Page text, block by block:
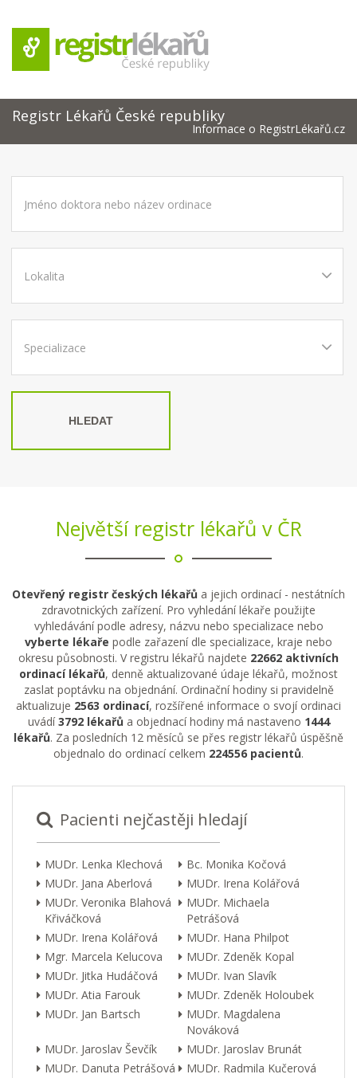
Registr Lékařů České republiky
Informace o RegistrLékařů.cz
HLEDAT
Největší registr lékařů v ČR
Otevřený registr českých lékařů a jejich ordinací - nestátních
zdravotnických zařízení. Pro vyhledání lékaře použijte
vyhledávání podle adresy, názvu nebo specializace nebo
vyberte lékaře podle zařazení dle specializace, kraje nebo
okresu působnosti. V registru lékařů najdete 22662 aktivních
ordinací lékařů, denně aktualizované údaje lékařů, možnost
zaslat poptávku na objednání. Ordinační hodiny si pravidelně
aktualizuje 2563 ordinací, rozšířené informace o svojí ordinaci
uvádí3792 lékařů a objednací hodiny má nastaveno 1444
lékařů. Za posledních 12 měsíců se přes registr lékařů úspěšně
objednalo do ordinací celkem 224556 pacientů.
Pacienti nejčastěji hledají
MUDr. Lenka Klechová
Bc. Monika Kočová
MUDr. Jana Aberlová
MUDr. Irena Kolářová
MUDr. Veronika Blahová
Křiváčková
MUDr. Michaela
Petrášová
MUDr. Irena Kolářová
MUDr. Hana Philpot
Mgr. Marcela Kelucova
MUDr. Zdeněk Kopal
MUDr. Jitka Hudáčová
MUDr. Ivan Slavík
MUDr. Atia Farouk
MUDr. Zdeněk Holoubek
MUDr. Jan Bartsch
MUDr. Magdalena
Nováková
MUDr. Jaroslav Ševčík
MUDr. Jaroslav Brunát
MUDr. Danuta Petrášová
MUDr. Radmila Kučerová